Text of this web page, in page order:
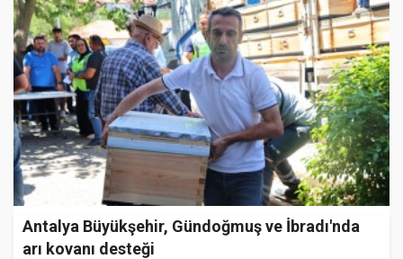
Antalya Büyükşehir, Gündoğmuş ve İbradı'nda
arı kovanı desteği